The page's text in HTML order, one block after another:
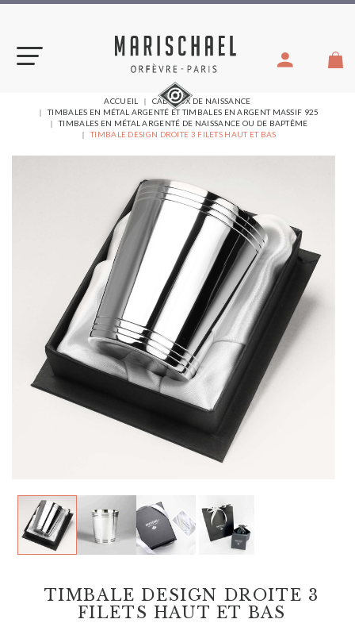
Aller
VOUS
ÊTES
ICI :
ACCUEIL
CADEAUX DE NAISSANCE
TIMBALES EN MÉTAL ARGENTÉ ET TIMBALES EN ARGENT MASSIF 925
TIMBALES EN MÉTAL ARGENTÉ DE NAISSANCE OU DE BAPTÊME
TIMBALE DESIGN DROITE 3 FILETS HAUT ET BAS
TIMBALE DESIGN DROITE 3
FILETS HAUT ET BAS